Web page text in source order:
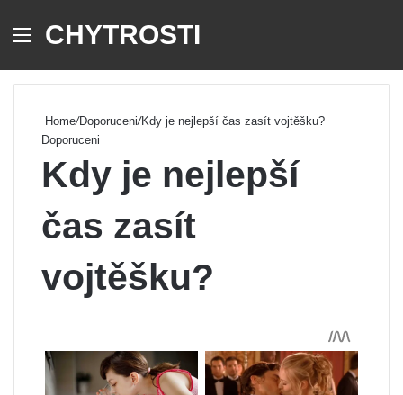
Menu
CHYTROSTI
Home/Doporuceni/Kdy je nejlepší čas zasít vojtěšku?
Doporuceni
Kdy je nejlepší
čas zasít
vojtěšku?